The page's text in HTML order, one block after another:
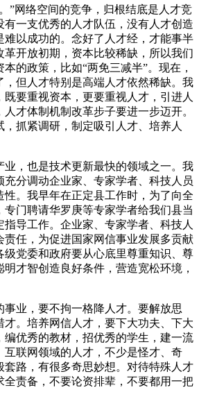
”网络空间的竞争，归根结底是人才竞
有一支优秀的人才队伍，没有人才创造
难以成功的。念好了人才经，才能事半
革开放初期，资本比较稀缺，所以我们
的政策，比如“两免三减半”。现在，
，但人才特别是高端人才依然稀缺。我
要重视资本，更要重视人才，引进人
才体制机制改革步子要进一步迈开。
，抓紧调研，制定吸引人才、培养人
业，也是技术更新最快的领域之一。我
充分调动企业家、专家学者、科技人员
性。我早年在正定县工作时，为了向全
专门聘请华罗庚等专家学者给我们县当
指导工作。企业家、专家学者、科技人
责任，为促进国家网信事业发展多贡献
级党委和政府要从心底里尊重知识、尊
才智创造良好条件，营造宽松环境，
事业，要不拘一格降人才。要解放思
才。培养网信人才，要下大功夫、下大
编优秀的教材，招优秀的学生，建一流
互联网领域的人才，不少是怪才、奇
套路，有很多奇思妙想。对待特殊人才
全责备，不要论资排辈，不要都用一把